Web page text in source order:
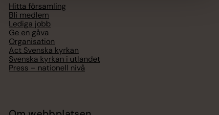
Hitta församling
Bli medlem
Lediga jobb
Ge en gåva
Organisation
Act Svenska kyrkan
Svenska kyrkan i utlandet
Press – nationell nivå